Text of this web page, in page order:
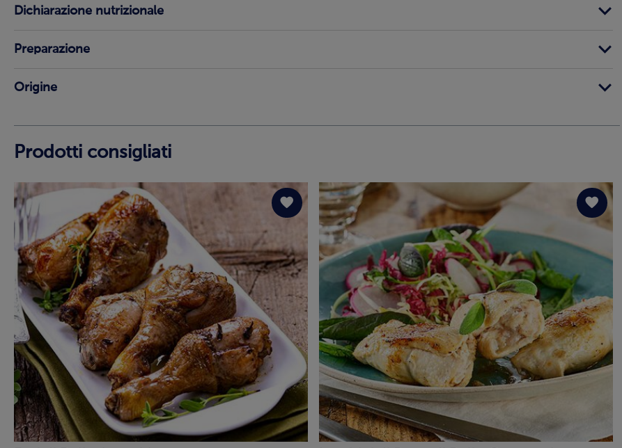
Dichiarazione nutrizionale
Preparazione
Origine
Prodotti consigliati